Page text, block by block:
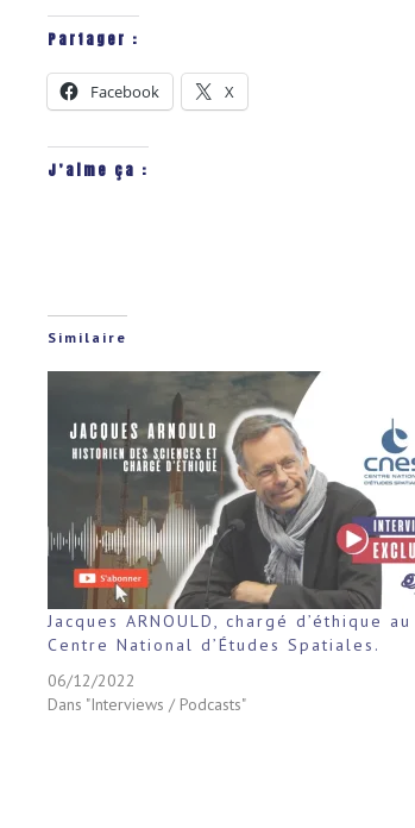
Partager :
Facebook X
J’aime ça :
Similaire
Jacques ARNOULD, chargé d’éthique au
Centre National d’Études Spatiales.
06/12/2022
Dans "Interviews / Podcasts"